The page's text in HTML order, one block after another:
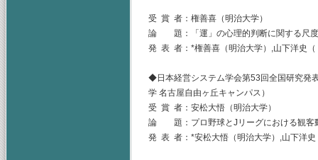
受 賞 者：権善喜（明治大学）
論 題：「運」の心理的判断に関する尺
発 表 者：*権善喜（明治大学）,山下洋史（
◆日本経営システム学会第53回全国研究発
学 名古屋自由ヶ丘キャンパス）
受 賞 者：安松大悟（明治大学）
論 題：プロ野球とJリーグにおける観客
発 表 者：*安松大悟（明治大学）,山下洋